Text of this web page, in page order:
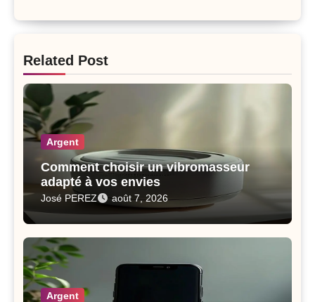
Related Post
Argent
Comment choisir un vibromasseur
adapté à vos envies
José PEREZ août 7, 2026
Argent